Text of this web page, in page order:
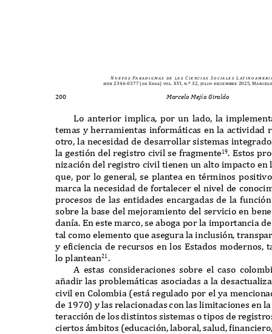
N u e v o s Pa r a d i g m a s d e l a s C i e n c i a s S o c i a l e s L at i n o a m e r i
issn 2346-0377(en línea) vol. XVI, n.º 32, julio-diciembre 2025,
200 Marcelo Mejía Giraldo
Lo anterior implica,por un lado, la
temas y herramientas informáticas en la actividad
otro,la necesidad de desarrollar sistemas
la gestión del registro civil se fragmente19. Estos
nización del registro civil tienen un alto impacto en
que, por lo general,se plantea en términos
marca la necesidad de fortalecer el nivel de
procesos de las entidades encargadas de lafunció
sobre la base del mejoramiento del servicio en
danía. En este marco,se aboga por la importancia
tal como elementoque asegura la inclusión,
y eficiencia de recursos en los Estados modernos,
lo plantean21.
A estas consideraciones sobre el caso
añadir las problemáticas asociadas a la
civil en Colombia (estáregulado por el ya
de 1970) y las relacionadas con las limitaciones en
teracción de los distintos sistemas o tipos de
ciertos ámbitos (educación,laboral,salud,financiero